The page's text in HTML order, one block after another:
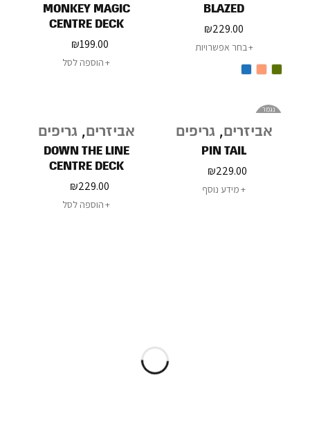
BLAZED
₪229.00
בחר אפשרויות
MONKEY MAGIC
CENTRE DECK
₪199.00
הוספה לסל
נגמר
אביזרים, גריפים
PIN TAIL
₪229.00
מידע נוסף
אביזרים, גריפים
DOWN THE LINE
CENTRE DECK
₪229.00
הוספה לסל